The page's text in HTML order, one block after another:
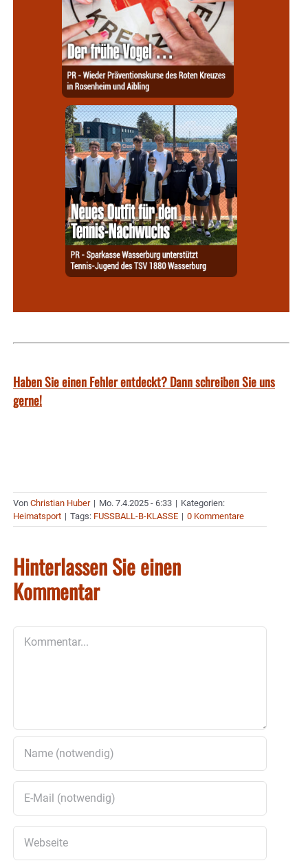
Haben Sie einen Fehler entdeckt? Dann schreiben Sie uns
gerne!
Von Christian Huber | Mo. 7.4.2025 - 6:33 | Kategorien:
Heimatsport | Tags: FUSSBALL-B-KLASSE | 0 Kommentare
Hinterlassen Sie einen
Kommentar